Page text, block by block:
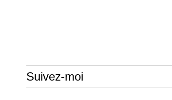
Suivez-moi